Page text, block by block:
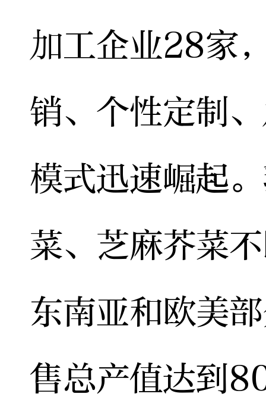
加工企业28家
销、个性定制
模式迅速崛起
菜、芝麻芥菜
东南亚和欧美
售总产值达到